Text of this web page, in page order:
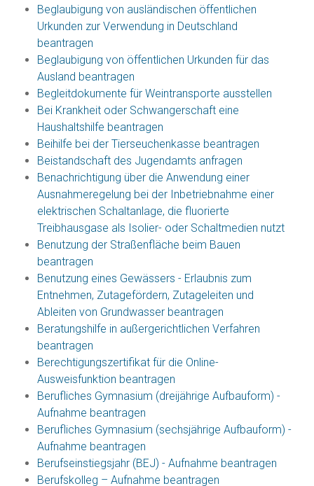
Beglaubigung von ausländischen öffentlichen
Urkunden zur Verwendung in Deutschland
beantragen
Beglaubigung von öffentlichen Urkunden für das
Ausland beantragen
Begleitdokumente für Weintransporte ausstellen
Bei Krankheit oder Schwangerschaft eine
Haushaltshilfe beantragen
Beihilfe bei der Tierseuchenkasse beantragen
Beistandschaft des Jugendamts anfragen
Benachrichtigung über die Anwendung einer
Ausnahmeregelung bei der Inbetriebnahme einer
elektrischen Schaltanlage, die fluorierte
Treibhausgase als Isolier- oder Schaltmedien nutzt
Benutzung der Straßenfläche beim Bauen
beantragen
Benutzung eines Gewässers - Erlaubnis zum
Entnehmen, Zutagefördern, Zutageleiten und
Ableiten von Grundwasser beantragen
Beratungshilfe in außergerichtlichen Verfahren
beantragen
Berechtigungszertifikat für die Online-
Ausweisfunktion beantragen
Berufliches Gymnasium (dreijährige Aufbauform) -
Aufnahme beantragen
Berufliches Gymnasium (sechsjährige Aufbauform) -
Aufnahme beantragen
Berufseinstiegsjahr (BEJ) - Aufnahme beantragen
Berufskolleg – Aufnahme beantragen